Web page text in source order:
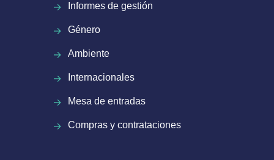
Informes de gestión
Género
Ambiente
Internacionales
Mesa de entradas
Compras y contrataciones